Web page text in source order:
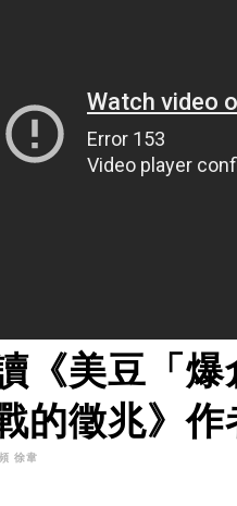
《美豆「
的徵兆》作
徐韋